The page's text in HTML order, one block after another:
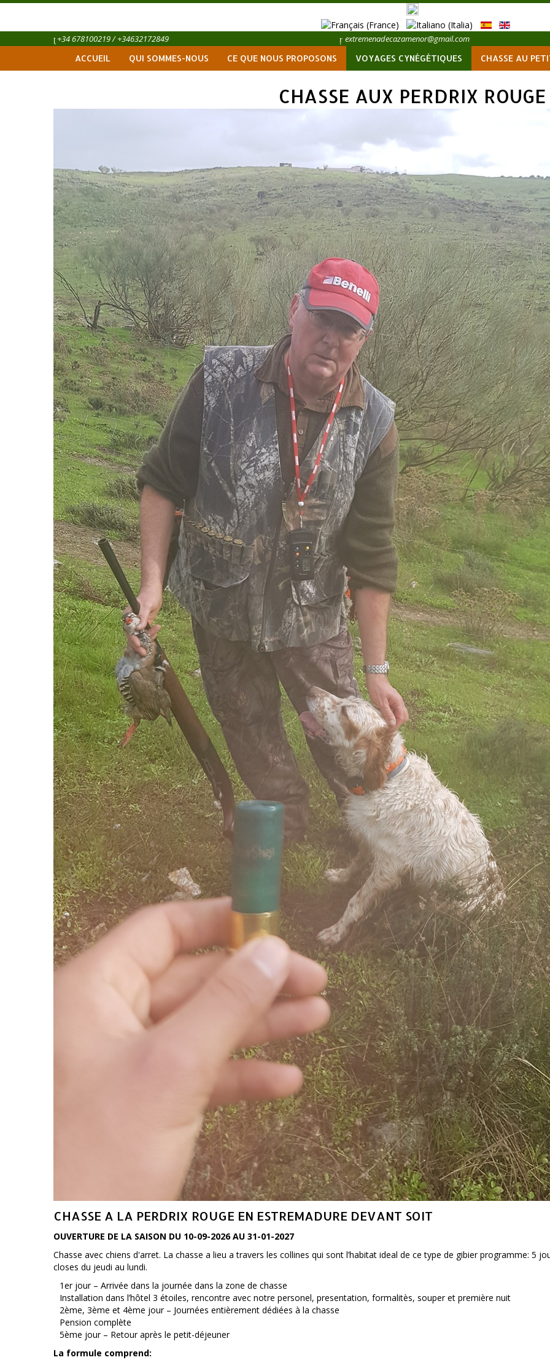
+34 678100219 / +34632172849 extremenadecazamenor@gmail.com
ACCUEIL QUI SOMMES-NOUS CE QUE NOUS PROPOSONS VOYAGES CYNÉGÉTIQUES CHASSE AU
CHASSE AUX PERDRIX ROUGE
CHASSE A LA PERDRIX ROUGE EN ESTREMADURE DEVANT SOIT
OUVERTURE DE LA SAISON DU 10-09-2026 AU 31-01-2027
Chasse avec chiens d'arret. La chasse a lieu a travers les collines qui sont l’habitat ideal de ce type de gibier programme: 5
closes du jeudi au lundi.
1er jour – Arrivée dans la journée dans la zone de chasse
Installation dans l’hôtel 3 étoiles, rencontre avec notre personel, presentation, formalitès, souper et première nuit
2ème, 3ème et 4ème jour – Journées entièrement dédiées à la chasse
Pension complète
5ème jour – Retour après le petit-déjeuner
La formule comprend: